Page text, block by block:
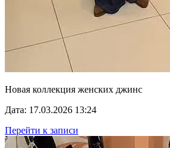
Новая коллекция женских джинс
Дата: 17.03.2026 13:24
Перейти к записи